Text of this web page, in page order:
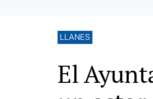
LLANES
El